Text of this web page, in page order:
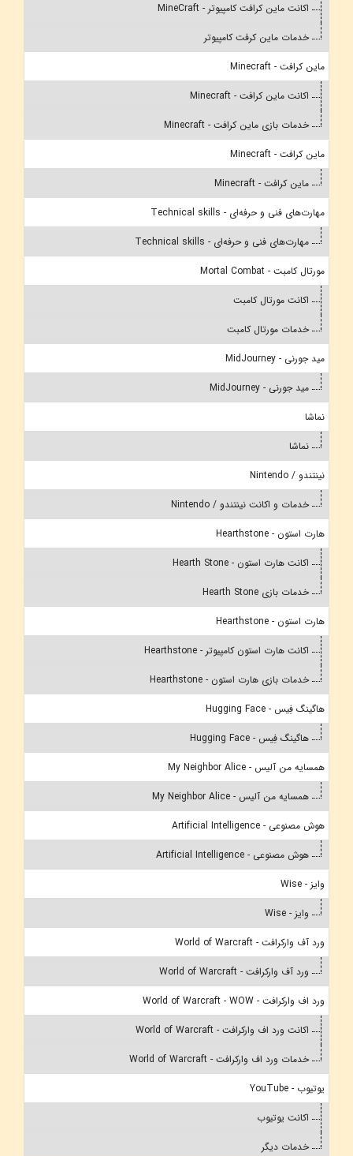
اکانت ماین کرافت کامپیوتر - MineCraft
خدمات ماین کرفت کامپیوتر
ماین کرافت - Minecraft
اکانت ماین کرافت - Minecraft
خدمات بازی ماین کرافت - Minecraft
ماین کرافت - Minecraft
ماین کرافت - Minecraft
مهارت‌های فنی و حرفه‌ای - Technical skills
مهارت‌های فنی و حرفه‌ای - Technical skills
مورتال کامبت - Mortal Combat
اکانت مورتال کامبت
خدمات مورتال کامبت
مید جورنی - MidJourney
مید جورنی - MidJourney
نماشا
نماشا
نینتندو / Nintendo
خدمات و اکانت نینتندو / Nintendo
هارت استون - Hearthstone
اکانت هارت استون - Hearth Stone
خدمات بازی Hearth Stone
هارت استون - Hearthstone
اکانت هارت استون کامپیوتر - Hearthstone
خدمات بازی هارت استون - Hearthstone
هاگینگ فِیس - Hugging Face
هاگینگ فِیس - Hugging Face
همسایه من آلیس - My Neighbor Alice
همسایه من آلیس - My Neighbor Alice
هوش مصنوعی - Artificial Intelligence
هوش مصنوعی - Artificial Intelligence
وایز - Wise
وایز - Wise
ورد آف وارکرافت - World of Warcraft
ورد آف وارکرافت - World of Warcraft
ورد اف وارکرافت - World of Warcraft - WOW
اکانت ورد اف وارکرافت - World of Warcraft
خدمات ورد اف وارکرافت - World of Warcraft
یوتیوب - YouTube
اکانت یوتیوب
خدمات دیگر